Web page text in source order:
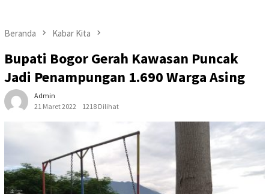
Beranda Kabar Kita
Bupati Bogor Gerah Kawasan Puncak
Jadi Penampungan 1.690 Warga Asing
Admin
21 Maret 2022
1218 Dilihat